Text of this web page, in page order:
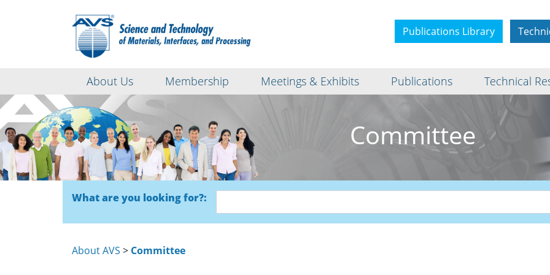
Publications Library
About Us Membership Meetings & Exhibits Publications Technical
Committee
What are you looking for?:
About AVS > Committee